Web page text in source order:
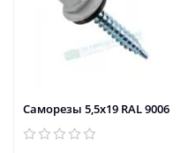
Саморезы 5,5х19 RAL 9006